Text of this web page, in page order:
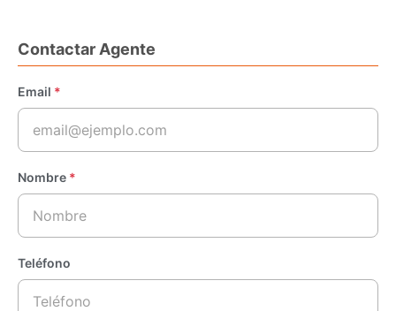
Contactar Agente
Email *
Nombre *
Teléfono